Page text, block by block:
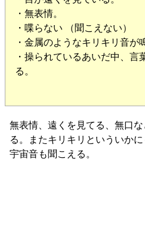
・無表情。
・喋らない （聞こえない）
・金属のようなキリキリ音が
・操られているあいだ中、言
る。
無表情、遠くを見てる、無口
る。またキリキリといういか
宇宙音も聞こえる。